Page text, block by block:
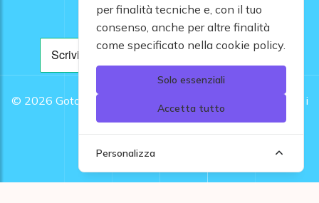
© 2026 Gotomare srl - Partita IVA 12948810960 .
Tutti i
diritti riservati.
per finalità tecniche e, con il tuo
consenso, anche per altre finalità
come specificato nella cookie policy.
Solo essenziali
Accetta tutto
Personalizza